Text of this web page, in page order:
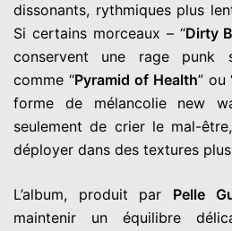
dissonants, rythmiques plus
Si certains morceaux – “Dirty
conservent une rage punk
comme “Pyramid of Health” ou
forme de mélancolie new
seulement de crier le mal-
déployer dans des textures
L’album, produit par Pelle
maintenir un équilibre